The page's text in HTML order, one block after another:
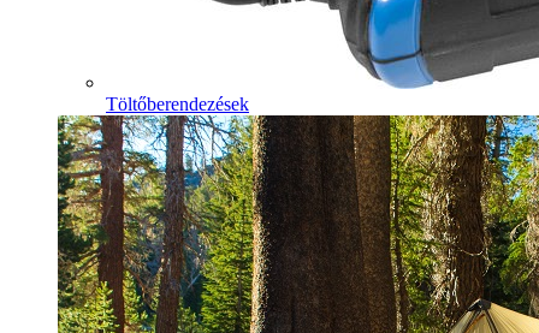
Töltőberendezések